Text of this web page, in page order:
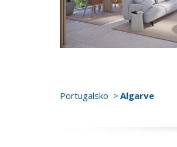
Portugalsko Algarve